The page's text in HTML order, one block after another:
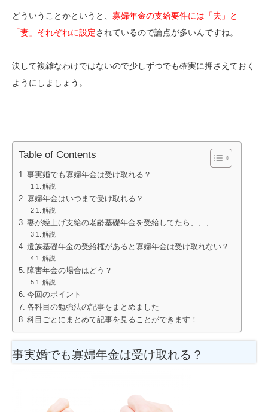
どういうことかというと、 寡婦年金の支給要件には「夫」と
「妻」それぞれに設定されているので論点が多いんですね。
決して複雑なわけではないので少しずつでも確実に押さえておく
ようにしましょう。
Table of Contents
事実婚でも寡婦年金は受け取れる？
解説
寡婦年金はいつまで受け取れる？
解説
妻が繰上げ支給の老齢基礎年金を受給してたら、、、
解説
遺族基礎年金の受給権があると寡婦年金は受け取れない？
解説
障害年金の場合はどう？
解説
今回のポイント
各科目の勉強法の記事をまとめました
科目ごとにまとめて記事を見ることができます！
事実婚でも寡婦年金は受け取れる？